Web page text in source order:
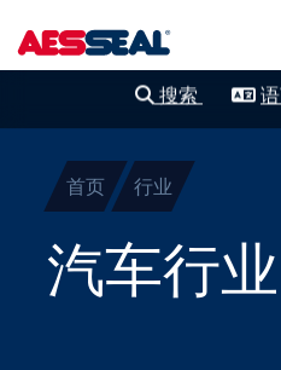
轴承保护
集装式
封
两部件密
干气密封
搜索
首页 行业
汽车行业